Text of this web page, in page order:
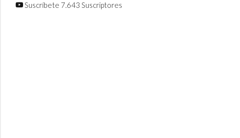
Suscríbete 7.643 Suscriptores